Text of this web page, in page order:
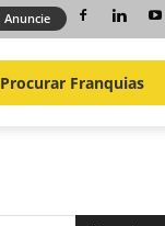
Anuncie
Procurar Franquias